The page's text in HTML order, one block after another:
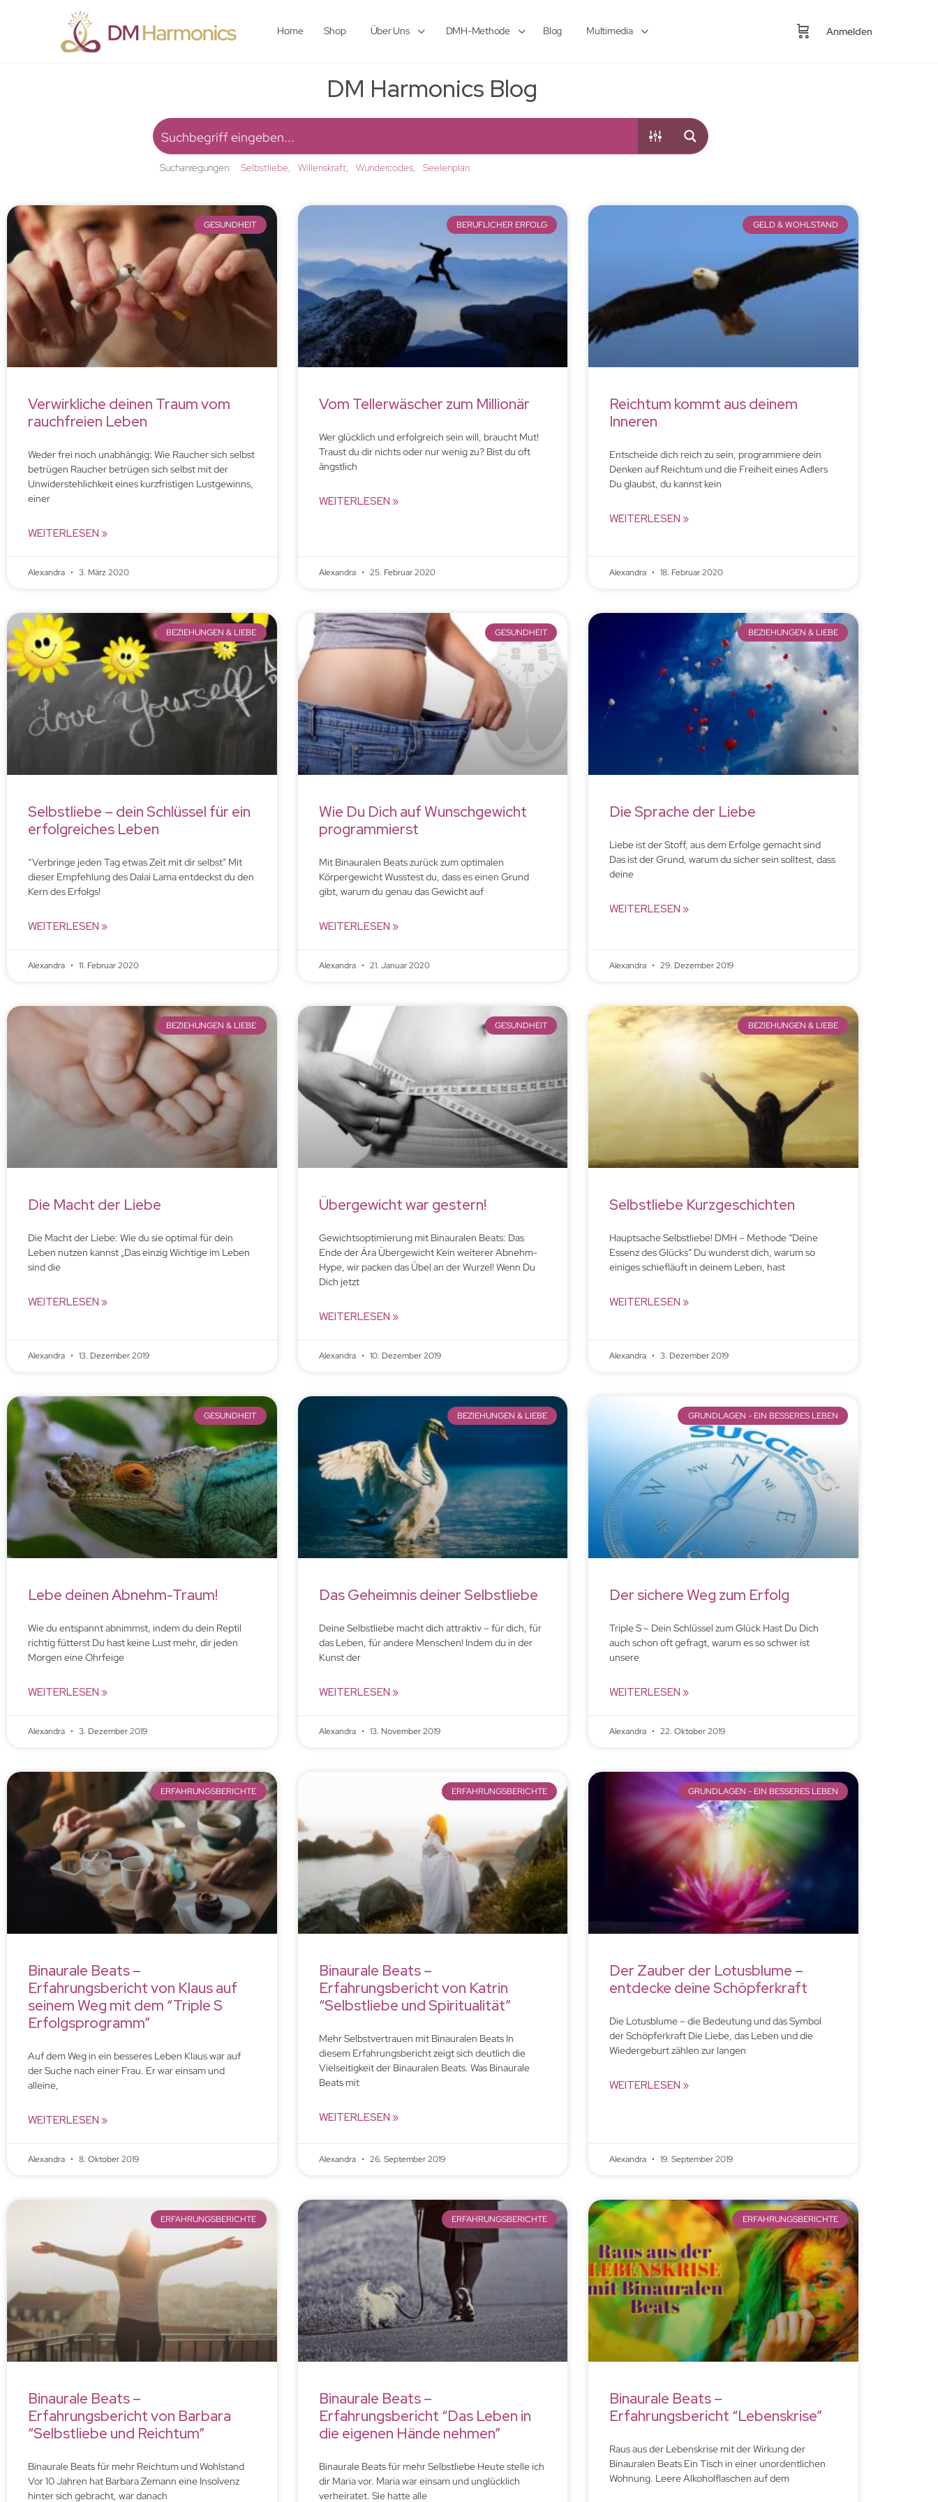
Home Shop Über Uns DMH-Methode Blog Multimedia Anmelden
DM Harmonics Blog
Suchanregungen: Selbstliebe Willenskraft Wundercodes Seelenplan
GESUNDHEIT
Verwirkliche deinen Traum vom
rauchfreien Leben
Weder frei noch unabhängig: Wie Raucher sich selbst
betrügen Raucher betrügen sich selbst mit der
Unwiderstehlichkeit eines kurzfristigen Lustgewinns,
einer
WEITERLESEN »
Alexandra 3. März 2020
BERUFLICHER ERFOLG
Vom Tellerwäscher zum Millionär
Wer glücklich und erfolgreich sein will, braucht Mut!
Traust du dir nichts oder nur wenig zu? Bist du oft
ängstlich
WEITERLESEN »
Alexandra 25. Februar 2020
GELD & WOHLSTAND
Reichtum kommt aus deinem
Inneren
Entscheide dich reich zu sein, programmiere dein
Denken auf Reichtum und die Freiheit eines Adlers
Du glaubst, du kannst kein
WEITERLESEN »
Alexandra 18. Februar 2020
BEZIEHUNGEN & LIEBE
Selbstliebe – dein Schlüssel für ein
erfolgreiches Leben
“Verbringe jeden Tag etwas Zeit mit dir selbst” Mit
dieser Empfehlung des Dalai Lama entdeckst du den
Kern des Erfolgs!
WEITERLESEN »
Alexandra 11. Februar 2020
GESUNDHEIT
Wie Du Dich auf Wunschgewicht
programmierst
Mit Binauralen Beats zurück zum optimalen
Körpergewicht Wusstest du, dass es einen Grund
gibt, warum du genau das Gewicht auf
WEITERLESEN »
Alexandra 21. Januar 2020
BEZIEHUNGEN & LIEBE
Die Sprache der Liebe
Liebe ist der Stoff, aus dem Erfolge gemacht sind
Das ist der Grund, warum du sicher sein solltest, dass
deine
WEITERLESEN »
Alexandra 29. Dezember 2019
BEZIEHUNGEN & LIEBE
Die Macht der Liebe
Die Macht der Liebe: Wie du sie optimal für dein
Leben nutzen kannst „Das einzig Wichtige im Leben
sind die
WEITERLESEN »
Alexandra 13. Dezember 2019
GESUNDHEIT
Übergewicht war gestern!
Gewichtsoptimierung mit Binauralen Beats: Das
Ende der Ära Übergewicht Kein weiterer Abnehm-
Hype, wir packen das Übel an der Wurzel! Wenn Du
Dich jetzt
WEITERLESEN »
Alexandra 10. Dezember 2019
BEZIEHUNGEN & LIEBE
Selbstliebe Kurzgeschichten
Hauptsache Selbstliebe! DMH – Methode “Deine
Essenz des Glücks” Du wunderst dich, warum so
einiges schiefläuft in deinem Leben, hast
WEITERLESEN »
Alexandra 3. Dezember 2019
GESUNDHEIT
Lebe deinen Abnehm-Traum!
Wie du entspannt abnimmst, indem du dein Reptil
richtig fütterst Du hast keine Lust mehr, dir jeden
Morgen eine Ohrfeige
WEITERLESEN »
Alexandra 3. Dezember 2019
BEZIEHUNGEN & LIEBE
Das Geheimnis deiner Selbstliebe
Deine Selbstliebe macht dich attraktiv – für dich, für
das Leben, für andere Menschen! Indem du in der
Kunst der
WEITERLESEN »
Alexandra 13. November 2019
GRUNDLAGEN - EIN BESSERES LEBEN
Der sichere Weg zum Erfolg
Triple S – Dein Schlüssel zum Glück Hast Du Dich
auch schon oft gefragt, warum es so schwer ist
unsere
WEITERLESEN »
Alexandra 22. Oktober 2019
ERFAHRUNGSBERICHTE
Binaurale Beats –
Erfahrungsbericht von Klaus auf
seinem Weg mit dem “Triple S
Erfolgsprogramm”
Auf dem Weg in ein besseres Leben Klaus war auf
der Suche nach einer Frau. Er war einsam und
alleine,
WEITERLESEN »
Alexandra 8. Oktober 2019
ERFAHRUNGSBERICHTE
Binaurale Beats –
Erfahrungsbericht von Katrin
“Selbstliebe und Spiritualität”
Mehr Selbstvertrauen mit Binauralen Beats In
diesem Erfahrungsbericht zeigt sich deutlich die
Vielseitigkeit der Binauralen Beats. Was Binaurale
Beats mit
WEITERLESEN »
Alexandra 26. September 2019
GRUNDLAGEN - EIN BESSERES LEBEN
Der Zauber der Lotusblume –
entdecke deine Schöpferkraft
Die Lotusblume – die Bedeutung und das Symbol
der Schöpferkraft Die Liebe, das Leben und die
Wiedergeburt zählen zur langen
WEITERLESEN »
Alexandra 19. September 2019
ERFAHRUNGSBERICHTE
Binaurale Beats –
Erfahrungsbericht von Barbara
“Selbstliebe und Reichtum”
Binaurale Beats für mehr Reichtum und Wohlstand
Vor 10 Jahren hat Barbara Zemann eine Insolvenz
hinter sich gebracht, war danach
ERFAHRUNGSBERICHTE
Binaurale Beats –
Erfahrungsbericht “Das Leben in
die eigenen Hände nehmen”
Binaurale Beats für mehr Selbstliebe Heute stelle ich
dir Maria vor. Maria war einsam und unglücklich
verheiratet. Sie hatte alle
ERFAHRUNGSBERICHTE
Binaurale Beats –
Erfahrungsbericht “Lebenskrise”
Raus aus der Lebenskrise mit der Wirkung der
Binauralen Beats Ein Tisch in einer unordentlichen
Wohnung. Leere Alkoholflaschen auf dem